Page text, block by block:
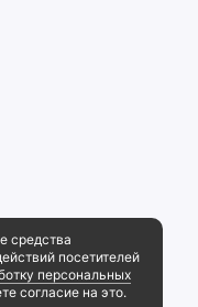
средства
посетителей
персональных
согласие на это.